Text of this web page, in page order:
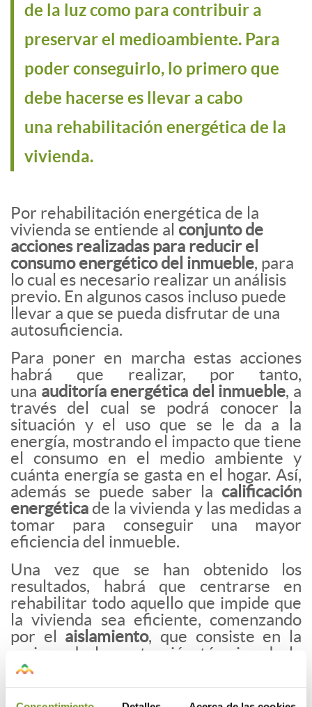
de la luz como para contribuir a
preservar el medioambiente. Para
poder conseguirlo, lo primero que
debe hacerse es llevar a cabo
una rehabilitación energética de la
vivienda.
Por rehabilitación energética de la
vivienda se entiende al conjunto de
acciones realizadas para reducir el
consumo energético del inmueble, para
lo cual es necesario realizar un análisis
previo. En algunos casos incluso puede
llevar a que se pueda disfrutar de una
autosuficiencia.
Para poner en marcha estas acciones
habrá que realizar, por tanto,
una auditoría energética del inmueble, a
través del cual se podrá conocer la
situación y el uso que se le da a la
energía, mostrando el impacto que tiene
el consumo en el medio ambiente y
cuánta energía se gasta en el hogar. Así,
además se puede saber la calificación
energética de la vivienda y las medidas a
tomar para conseguir una mayor
eficiencia del inmueble.
Una vez que se han obtenido los
resultados, habrá que centrarse en
rehabilitar todo aquello que impide que
la vivienda sea eficiente, comenzando
por el aislamiento, que consiste en la
mejora de la protección térmica de la
vivienda, principalmente por el tejado y
la fachada, pero teniendo en cuenta